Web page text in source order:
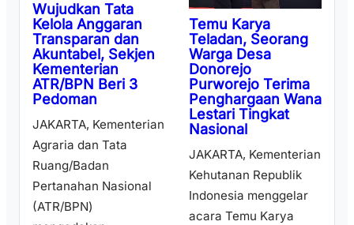
Wujudkan Tata
Kelola Anggaran
Transparan dan
Akuntabel, Sekjen
Kementerian
ATR/BPN Beri 3
Pedoman
JAKARTA, Kementerian
Agraria dan Tata
Ruang/Badan
Pertanahan Nasional
(ATR/BPN)
Temu Karya
Teladan, Seorang
Warga Desa
Donorejo
Purworejo Terima
Penghargaan Wana
Lestari Tingkat
Nasional
JAKARTA, Kementerian
Kehutanan Republik
Indonesia menggelar
acara Temu Karya